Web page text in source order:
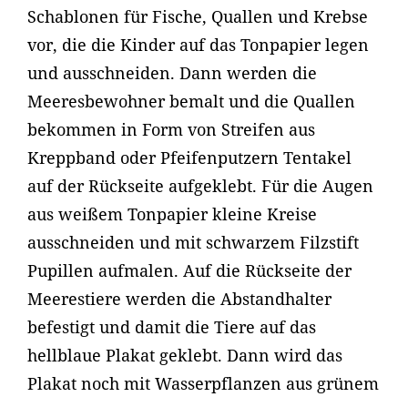
Schablonen für Fische, Quallen und Krebse
vor, die die Kinder auf das Tonpapier legen
und ausschneiden. Dann werden die
Meeresbewohner bemalt und die Quallen
bekommen in Form von Streifen aus
Kreppband oder Pfeifenputzern Tentakel
auf der Rückseite aufgeklebt. Für die Augen
aus weißem Tonpapier kleine Kreise
ausschneiden und mit schwarzem Filzstift
Pupillen aufmalen. Auf die Rückseite der
Meerestiere werden die Abstandhalter
befestigt und damit die Tiere auf das
hellblaue Plakat geklebt. Dann wird das
Plakat noch mit Wasserpflanzen aus grünem